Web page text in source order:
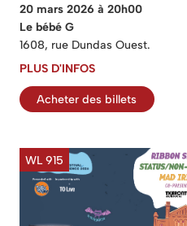
20 mars 2026 à 20h00
Le bébé G
1608, rue Dundas Ouest.
PLUS D'INFOS
Acheter des billets
WL 915